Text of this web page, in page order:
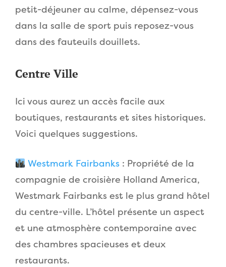
petit-déjeuner au calme, dépensez-vous
dans la salle de sport puis reposez-vous
dans des fauteuils douillets.
Centre Ville
Ici vous aurez un accès facile aux
boutiques, restaurants et sites historiques.
Voici quelques suggestions.
Westmark Fairbanks: Propriété de la
compagnie de croisière Holland America,
Westmark Fairbanks est le plus grand hôtel
du centre-ville. L’hôtel présente un aspect
et une atmosphère contemporaine avec
des chambres spacieuses et deux
restaurants.